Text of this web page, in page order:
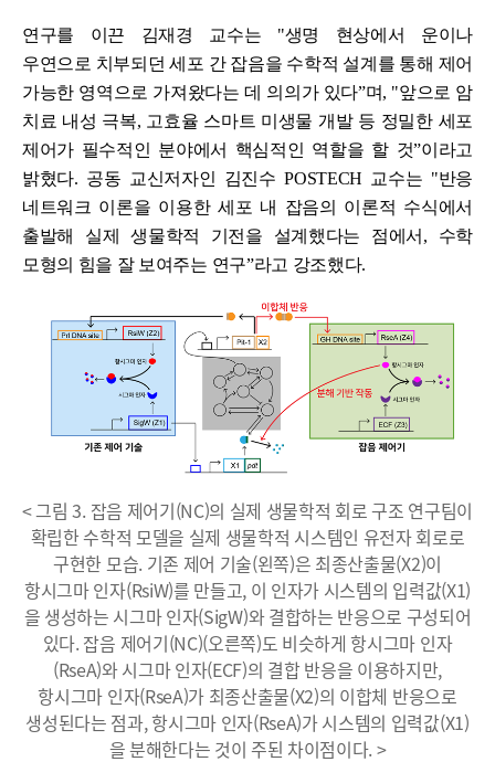
연구를 이끈 김재경 교수는 "생명 현상에서 운이나
우연으로 치부되던 세포 간 잡음을 수학적 설계를 통해 제어
가능한 영역으로 가져왔다는 데 의의가 있다”며, "앞으로 암
치료 내성 극복, 고효율 스마트 미생물 개발 등 정밀한 세포
제어가 필수적인 분야에서 핵심적인 역할을 할 것”이라고
밝혔다. 공동 교신저자인 김진수 POSTECH 교수는 "반응
네트워크 이론을 이용한 세포 내 잡음의 이론적 수식에서
출발해 실제 생물학적 기전을 설계했다는 점에서, 수학
모형의 힘을 잘 보여주는 연구”라고 강조했다.
< 그림 3. 잡음 제어기(NC)의 실제 생물학적 회로 구조 연구팀이
확립한 수학적 모델을 실제 생물학적 시스템인 유전자 회로로
구현한 모습. 기존 제어 기술(왼쪽)은 최종산출물(X2)이
항시그마 인자(RsiW)를 만들고, 이 인자가 시스템의 입력값(X1)
을 생성하는 시그마 인자(SigW)와 결합하는 반응으로 구성되어
있다. 잡음 제어기(NC)(오른쪽)도 비슷하게 항시그마 인자
(RseA)와 시그마 인자(ECF)의 결합 반응을 이용하지만,
항시그마 인자(RseA)가 최종산출물(X2)의 이합체 반응으로
생성된다는 점과, 항시그마 인자(RseA)가 시스템의 입력값(X1)
을 분해한다는 것이 주된 차이점이다. >